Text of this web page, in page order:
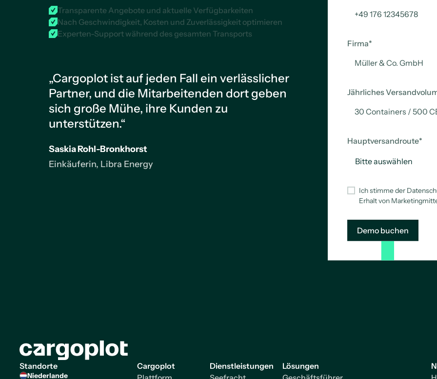
Transparente Angebote und aktuelle Verfügbarkeiten
Nach Geschwindigkeit, Kosten und Zuverlässigkeit optimieren
Experten-Support während des gesamten Transports
„Cargoplot ist auf jeden Fall ein verlässlicher
Partner, und die Mitarbeitenden dort geben
sich große Mühe, ihre Kunden zu
unterstützen.“
Saskia Rohl-Bronkhorst
Einkäuferin, Libra Energy
Firma*
Jährliches
Hauptversandroute*
Ich stimme der
Erhalt von
Startseite
Standorte
Niederlande
Cargoplot
Dienstleistungen
Lösungen